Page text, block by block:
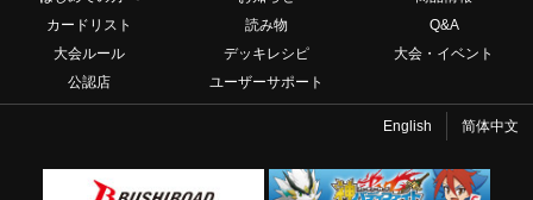
カードリスト
読み物
Q&A
大会ルール
デッキレシピ
大会・イベント
公認店
ユーザーサポート
English 简体中文